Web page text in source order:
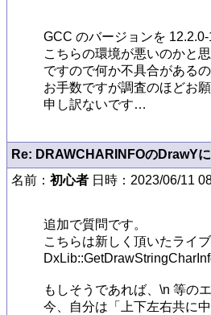
GCC のバージョンを
こちらの環境が悪いのかと
ですので何か不具合がある
お手数ですが調査のほどお願
申し訳ないです…
Re: DRAWCHARINFOのDrawY
名前： 初心者 日時：2023/06/11
追加で質問です。
こちらは新しく頂いたライ
もしそうであれば、\n 等の
今、自分は「上下左右共に